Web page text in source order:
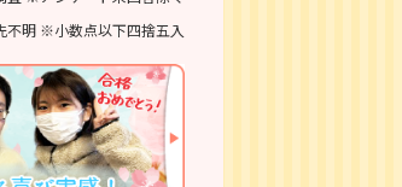
明 ※小数点以下四捨五入